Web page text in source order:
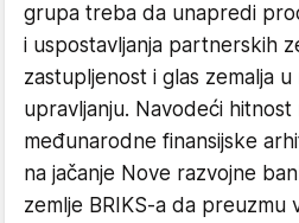
grupa treba da unapredi
i uspostavljanja partnerskih
zastupljenost i glas zemalja
upravljanju. Navodeći
međunarodne finansijske
na jačanje Nove razvojne
zemlje BRIKS-a da preuzmu